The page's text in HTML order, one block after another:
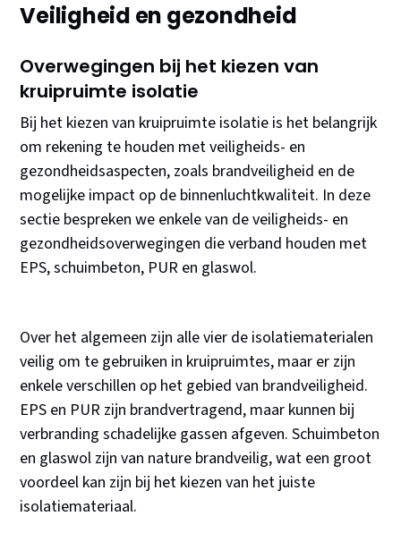
Veiligheid en gezondheid
Overwegingen bij het kiezen van
kruipruimte isolatie
Bij het kiezen van kruipruimte isolatie is het belangrijk
om rekening te houden met veiligheids- en
gezondheidsaspecten, zoals brandveiligheid en de
mogelijke impact op de binnenluchtkwaliteit. In deze
sectie bespreken we enkele van de veiligheids- en
gezondheidsoverwegingen die verband houden met
EPS, schuimbeton, PUR en glaswol.
Over het algemeen zijn alle vier de isolatiematerialen
veilig om te gebruiken in kruipruimtes, maar er zijn
enkele verschillen op het gebied van brandveiligheid.
EPS en PUR zijn brandvertragend, maar kunnen bij
verbranding schadelijke gassen afgeven. Schuimbeton
en glaswol zijn van nature brandveilig, wat een groot
voordeel kan zijn bij het kiezen van het juiste
isolatiemateriaal.